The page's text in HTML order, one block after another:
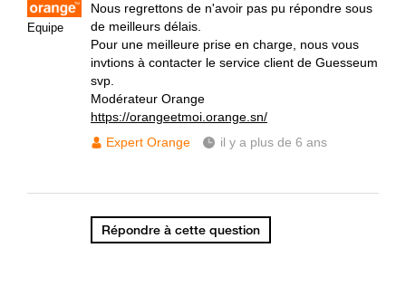
Equipe
Nous regrettons de n'avoir pas pu répondre sous
de meilleurs délais.
Pour une meilleure prise en charge, nous vous
invtions à contacter le service client de Guesseum
svp.
Modérateur Orange
https://orangeetmoi.orange.sn/
Expert Orange
il y a plus de 6 ans
Répondre à cette question